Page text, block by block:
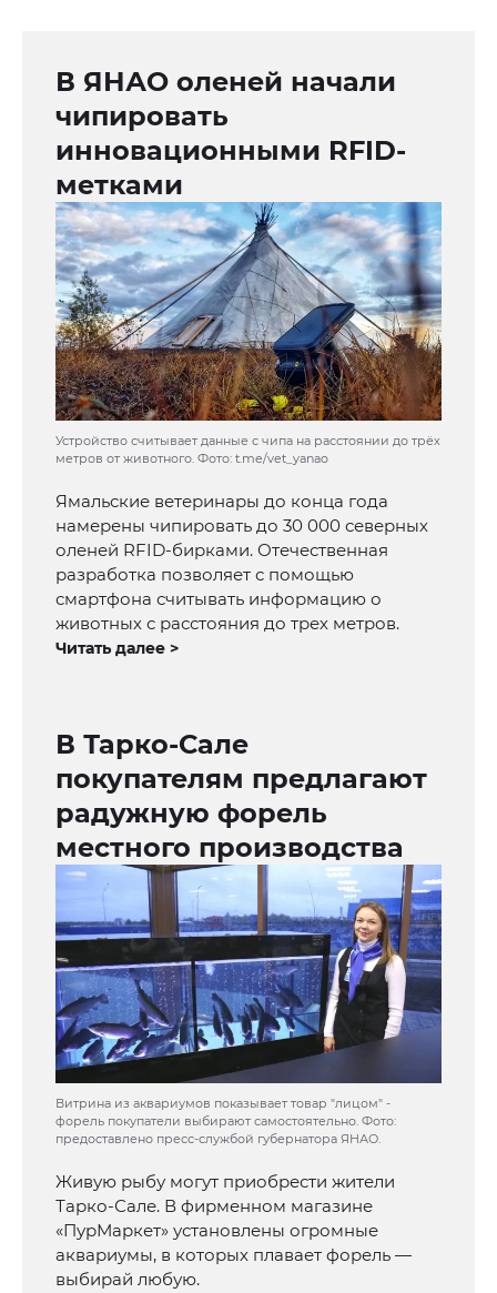
В ЯНАО оленей начали
чипировать
инновационными RFID-
метками
Устройство считывает данные с чипа на расстоянии до трёх
метров от животного. Фото: t.me/vet_yanao
Ямальские ветеринары до конца года
намерены чипировать до 30 000 северных
оленей RFID-бирками. Отечественная
разработка позволяет с помощью
смартфона считывать информацию о
животных с расстояния до трех метров.
Читать далее >
В Тарко-Сале
покупателям предлагают
радужную форель
местного производства
Витрина из аквариумов показывает товар "лицом" -
форель покупатели выбирают самостоятельно. Фото:
предоставлено пресс-службой губернатора ЯНАО.
Живую рыбу могут приобрести жители
Тарко-Сале. В фирменном магазине
«ПурМаркет» установлены огромные
аквариумы, в которых плавает форель —
выбирай любую.